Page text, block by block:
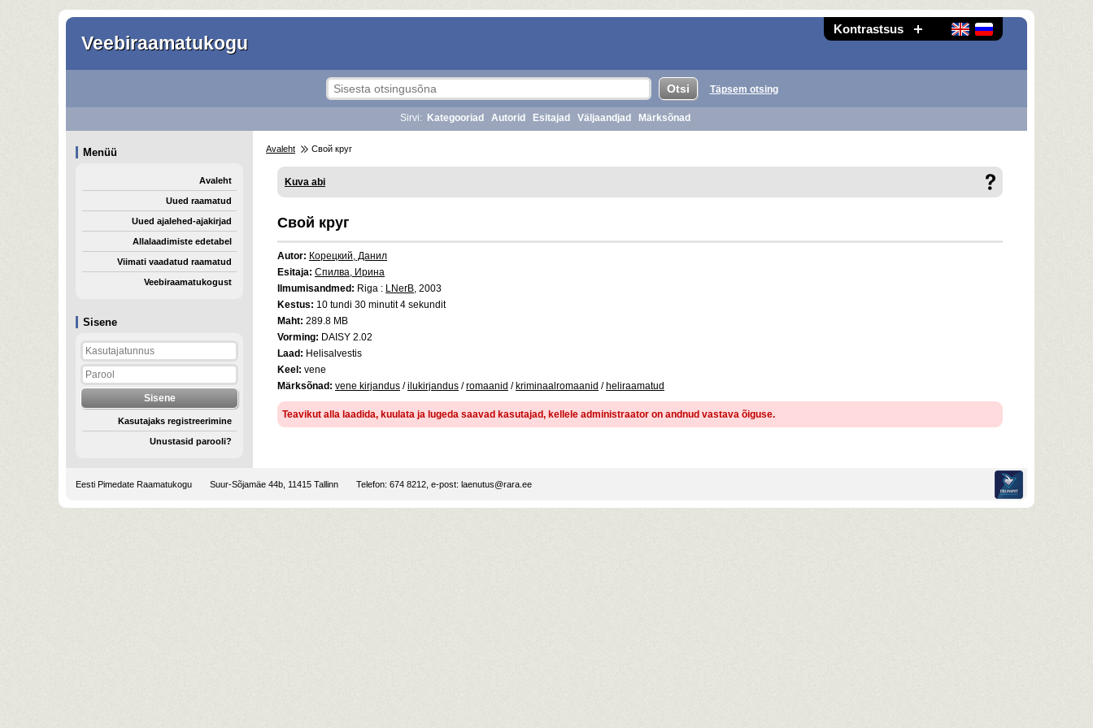
Kontrastsus
Veebiraamatukogu
Sisene
Kasutajaks registreerimine
Unustasid parooli?
Täpsem otsing
Sirvi: Kategooriad Autorid Esitajad Väljaandjad Märksõnad
Menüü
Avaleht
Uued raamatud
Uued ajalehed-ajakirjad
Allalaadimiste edetabel
Viimati vaadatud raamatud
Veebiraamatukogust
Avaleht Свой круг
Kuva abi
Свой круг
Autor: Корецкий, Данил
Esitaja: Спилва, Ирина
Ilmumisandmed: Riga : LNerB, 2003
Kestus: 10 tundi 30 minutit 4 sekundit
Maht: 289.8 MB
Vorming: DAISY 2.02
Laad: Helisalvestis
Keel: vene
Märksõnad: vene kirjandus /ilukirjandus /romaanid / kriminaalromaanid / heliraamatud
Teavikut alla laadida, kuulata ja lugeda saavad kasutajad, kellele administraator on andnud vastava õiguse.
Eesti Pimedate Raamatukogu Suur-Sõjamäe 44b, 11415 Tallinn Telefon: 674 8212, e-post: laenutus@rara.ee